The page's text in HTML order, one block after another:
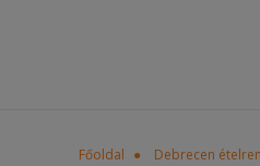
Főoldal Debrecen